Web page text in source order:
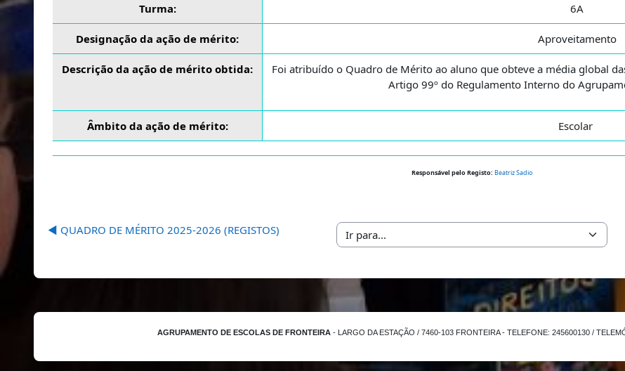
Turma: 6A
Designação da ação de mérito: Aproveitamento
Descrição da ação de mérito obtida:
Foi atribuído o Quadro de Mérito ao aluno que obteve a média global
Artigo 99º do Regulamento Interno do
Âmbito da ação de mérito: Escolar
Responsável pelo Registo: Beatriz Sadio
◀︎ QUADRO DE MÉRITO 2025-2026 (REGISTOS)
Ir para...
AGRUPAMENTO DE ESCOLAS DE FRONTEIRA - LARGO DA ESTAÇÃO / 7460-103 FRONTEIRA - TELEFONE: 245600130 /